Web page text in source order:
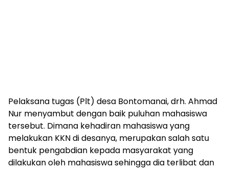
Pelaksana tugas (Plt) desa Bontomanai, drh. Ahmad
Nur menyambut dengan baik puluhan mahasiswa
tersebut. Dimana kehadiran mahasiswa yang
melakukan KKN di desanya, merupakan salah satu
bentuk pengabdian kepada masyarakat yang
dilakukan oleh mahasiswa sehingga dia terlibat dan